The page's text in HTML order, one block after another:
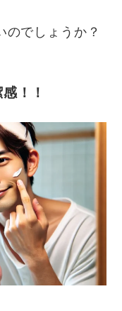
のでしょうか？
！！